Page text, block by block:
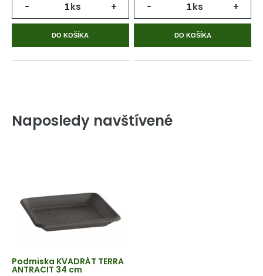
- ks +
DO KOŠÍKA
- ks +
DO KOŠÍKA
Naposledy navštívené
Podmiska KVADRÁT TERRA
ANTRACIT 34 cm